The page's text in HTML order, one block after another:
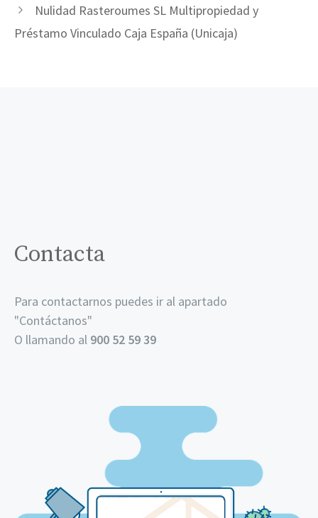
Nulidad Rasteroumes SL Multipropiedad y
Préstamo Vinculado Caja España (Unicaja)
Contacta
Para contactarnos puedes ir al apartado
"Contáctanos"
O llamando al 900 52 59 39